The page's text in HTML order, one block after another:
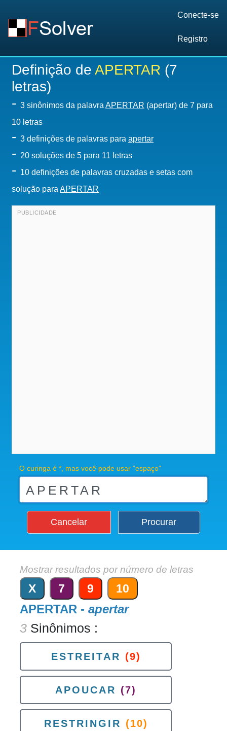
Conecte-se
Registro
Definição de APERTAR (7
letras)
- 3 sinônimos da palavra APERTAR (apertar) de 7 para
10 letras
- 3 definições de palavras para apertar
- 20 soluções de 5 para 11 letras
- 10 definições de palavras cruzadas e setas com
solução para APERTAR
O curinga é *, mas você pode usar "espaço"
Cancelar Procurar
Mostrar resultados por número de letras
X 7 9 10
APERTAR - apertar
3 Sinônimos :
ESTREITAR (9)
APOUCAR (7)
RESTRINGIR (10)